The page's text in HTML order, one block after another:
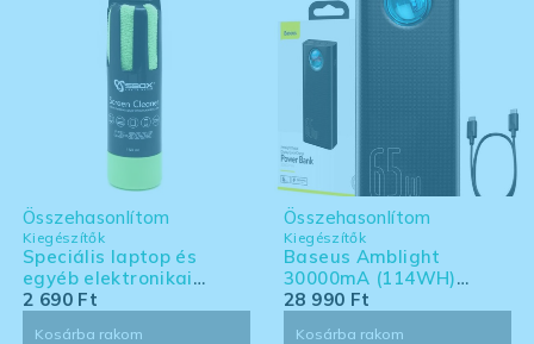
Kiegészítők
Speciális laptop és
egyéb elektronikai
eszköz tisztító készlet -
Összehasonlítom
2 690 Ft
Kosárba rakom
Kiegészítők
Baseus Amblight
30000mA (114WH)
powerbank - Laptoppal
Összehasonlítom
28 990 Ft
Kosárba rakom